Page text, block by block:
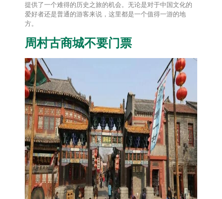
提供了一个难得的历史之旅的机会。无论是对于中国文化的
爱好者还是普通的游客来说，这里都是一个值得一游的地
方。
周村古商城不要门票